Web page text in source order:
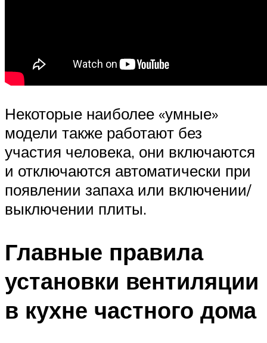
Некоторые наиболее «умные»
модели также работают без
участия человека, они включаются
и отключаются автоматически при
появлении запаха или включении/
выключении плиты.
Главные правила
установки вентиляции
в кухне частного дома